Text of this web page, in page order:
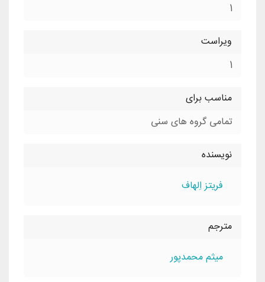
1
ویراست
1
مناسب برای
تمامی گروه های سنی
نویسنده
فريتز اِلهاف
مترجم
ميثم محمدپور